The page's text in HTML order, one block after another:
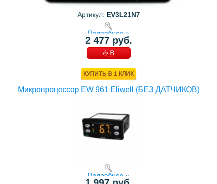
Артикул: EV3L21N7
Подробнее »
2 477 руб.
В
КУПИТЬ В 1 КЛИК
Микропроцессор EW 961 Eliwell (БЕЗ ДАТЧИКОВ)
Подробнее »